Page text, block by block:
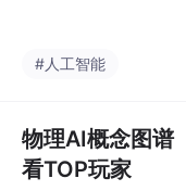
商。蔚来2025年的其他
零部件、附件、售后服
务、技术研发服务、二
手车等业务。蔚来长期
技术，实现了从分散管
秋湖研发中心为例，基
于51Aes平台的智能运
营中心将2600英亩园区
#人工智能
物理AI概念图谱
看TOP玩家